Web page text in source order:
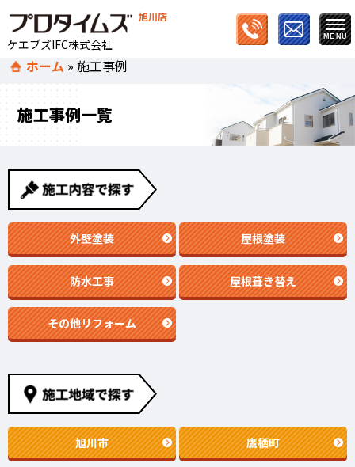
旭川店
ケエブズIFC株式会社
ホーム »施工事例
施工事例一覧
外壁塗装 屋根塗装
防水工事 屋根葺き替え
その他リフォーム
旭川市 鷹栖町